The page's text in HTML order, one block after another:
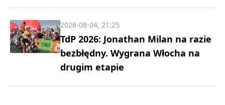
TdP 2026: Jonathan Milan na razie
bezbłędny. Wygrana Włocha na
drugim etapie
2026-08-04, 21:25